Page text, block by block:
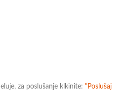
za poslušanje klkinite: "Poslušaj